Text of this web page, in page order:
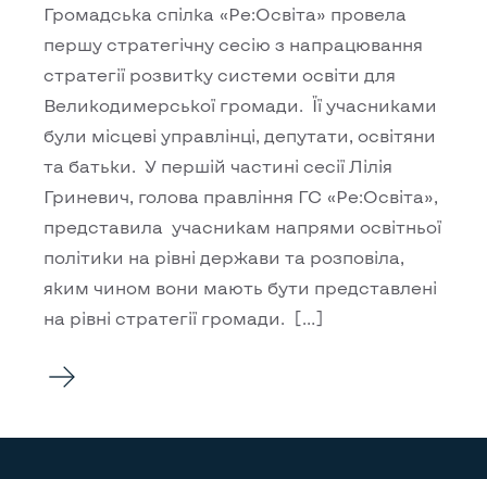
Громадська спілка «Ре:Освіта» провела
першу стратегічну сесію з напрацювання
стратегії розвитку системи освіти для
Великодимерської громади. Її учасниками
були місцеві управлінці, депутати, освітяни
та батьки. У першій частині сесії Лілія
Гриневич, голова правління ГС «Ре:Освіта»,
представила учасникам напрями освітньої
політики на рівні держави та розповіла,
яким чином вони мають бути представлені
на рівні стратегії громади. […]